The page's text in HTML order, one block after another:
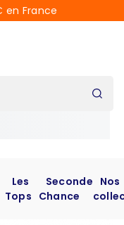
en France
Les
Tops
Seconde
Chance
Nos